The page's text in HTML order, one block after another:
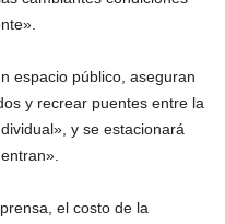
espacio público, aseguran
y recrear puentes entre la
y se estacionará
el costo de la